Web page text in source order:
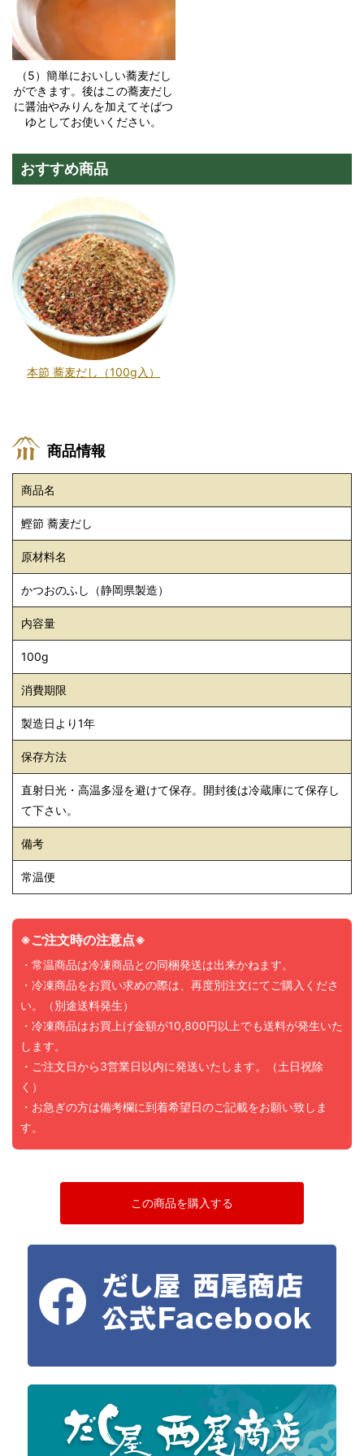
（5）簡単においしい蕎麦だし
ができます。後はこの蕎麦だし
に醤油やみりんを加えてそばつ
ゆとしてお使いください。
おすすめ商品
本節 蕎麦だし（100g入）
商品情報
商品名
鰹節 蕎麦だし
原材料名
かつおのふし（静岡県製造）
内容量
100g
消費期限
製造日より1年
保存方法
直射日光・高温多湿を避けて保存。開封後は冷蔵庫にて保存し
て下さい。
備考
常温便
※ご注文時の注意点※
・常温商品は冷凍商品との同梱発送は出来かねます。
・冷凍商品をお買い求めの際は、再度別注文にてご購入くださ
い。（別途送料発生）
・冷凍商品はお買上げ金額が10,800円以上でも送料が発生いた
します。
・ご注文日から3営業日以内に発送いたします。（土日祝除
く）
・お急ぎの方は備考欄に到着希望日のご記載をお願い致しま
す。
この商品を購入する